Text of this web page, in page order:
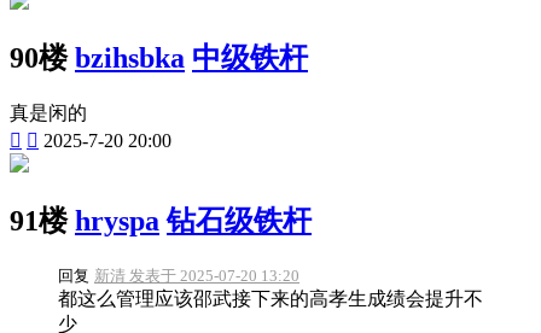
90楼 bzihsbka 中级铁杆
真是闲的
  2025-7-20 20:00
91楼 hryspa 钻石级铁杆
回复 新清 发表于 2025-07-20 13:20
都这么管理应该邵武接下来的高孝生成绩会提升不
少